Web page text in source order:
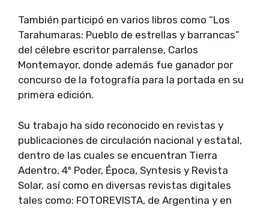
También participó en varios libros como “Los
Tarahumaras: Pueblo de estrellas y barrancas”
del célebre escritor parralense, Carlos
Montemayor, donde además fue ganador por
concurso de la fotografía para la portada en su
primera edición.
Su trabajo ha sido reconocido en revistas y
publicaciones de circulación nacional y estatal,
dentro de las cuales se encuentran Tierra
Adentro, 4º Poder, Época, Syntesis y Revista
Solar, así como en diversas revistas digitales
tales como: FOTOREVISTA, de Argentina y en